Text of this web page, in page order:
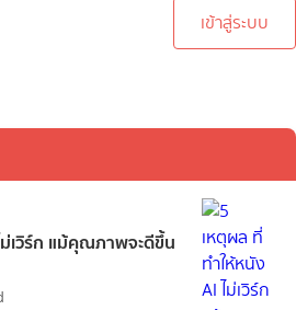
เข้าสู่ระบบ
เวิร์ก แม้คุณภาพจะดีขึ้น